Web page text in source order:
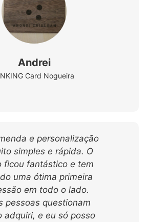
Andrei
Card Nogueira
e personalização
simples e rápida. O
ficou fantástico e tem
uma ótima primeira
em todo o lado.
pessoas questionam
adquiri, e eu só posso